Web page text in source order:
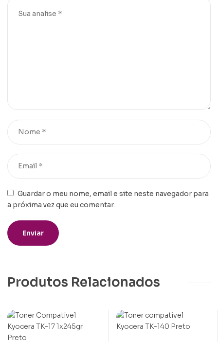
Guardar o meu nome, email e site neste navegador para
a próxima vez que eu comentar.
Produtos Relacionados